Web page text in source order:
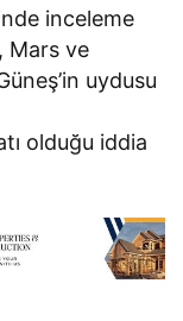
inceleme
Mars ve
uydusu
olduğu iddia